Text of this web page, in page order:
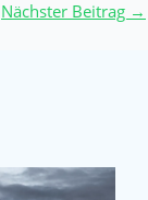
Nächster Beitrag →